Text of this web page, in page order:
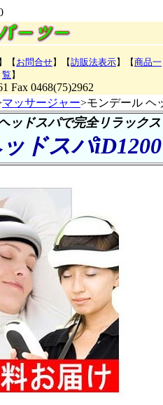
】【 お問合せ】【訪販法表示】【商品一
覧 】
Fax 0468(75)2962
マッサージャー>モンデール ヘ
ッドスパで完全リラック
ドスパiD1200